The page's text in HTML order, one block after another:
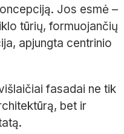
Jos esmė –
tūrių, formuojančių
apjungta centrinio
fasadai ne tik
bet ir